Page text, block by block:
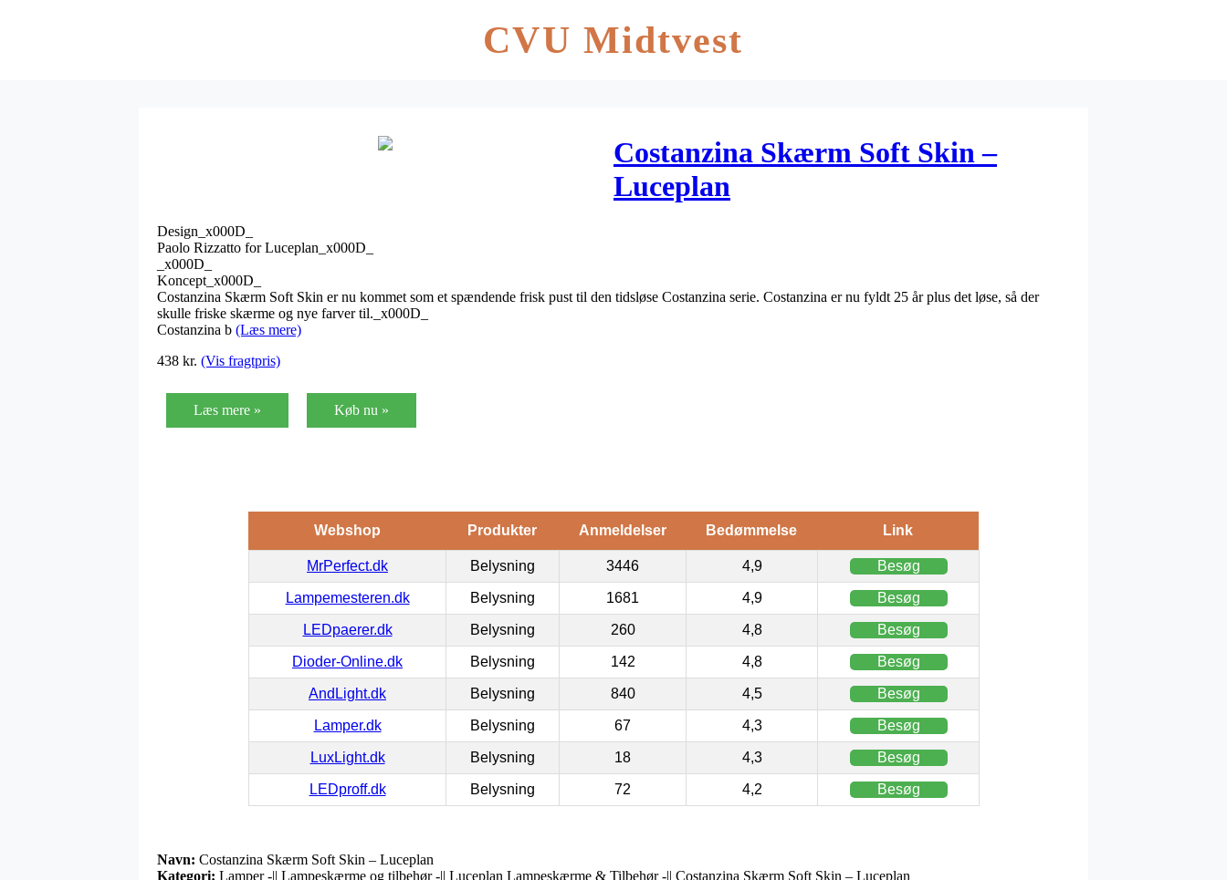
CVU Midtvest
Costanzina Skærm Soft Skin –
Luceplan
Design_x000D_
Paolo Rizzatto for Luceplan_x000D_
_x000D_
Koncept_x000D_
Costanzina Skærm Soft Skin er nu kommet som et spændende frisk pust til den tidsløse Costanzina serie. Costanzina er nu fyldt 25 år plus det løse, så der
skulle friske skærme og nye farver til._x000D_
Costanzina b (Læs mere)
438 kr. (Vis fragtpris)
Læs mere » Køb nu »
Webshop Produkter Anmeldelser Bedømmelse Link
MrPerfect.dk Belysning 3446 4,9 Besøg
Lampemesteren.dk Belysning 1681 4,9 Besøg
LEDpaerer.dk Belysning 260 4,8 Besøg
Dioder-Online.dk Belysning 142 4,8 Besøg
AndLight.dk Belysning 840 4,5 Besøg
Lamper.dk Belysning 67 4,3 Besøg
LuxLight.dk Belysning 18 4,3 Besøg
LEDproff.dk Belysning 72 4,2 Besøg
Navn: Costanzina Skærm Soft Skin – Luceplan
Kategori: Lamper -|| Lampeskærme og tilbehør -|| Luceplan Lampeskærme & Tilbehør -|| Costanzina Skærm Soft Skin – Luceplan